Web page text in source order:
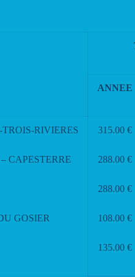
ANNEE
RIVIERES
CAPESTERRE
GOSIER
315.00 €
288.00 €
288.00 €
108.00 €
135.00 €